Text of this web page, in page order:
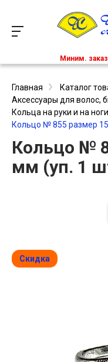
Миним.
Главная
Каталог
Аксессуары для волос,
Кольца на руки и на ноги
Кольцо № 855 размер
Кольцо №
мм (уп. 1
Скидка